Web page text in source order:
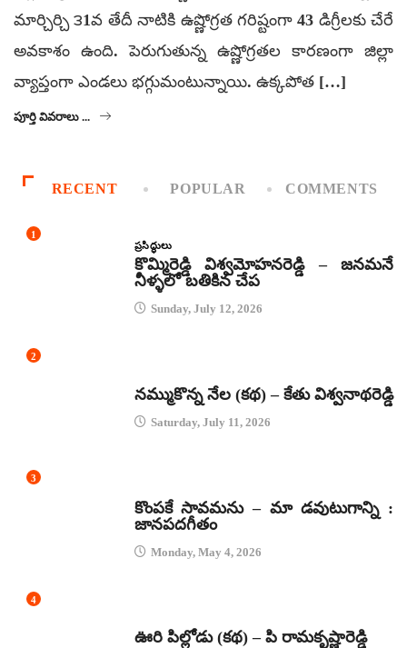
మార్చిర్చి ౩1వ తేదీ నాటికి ఉష్ణోగ్రత గరిష్టంగా 43 డిగ్రీలకు చేరే
అవకాశం ఉంది. పెరుగుతున్న ఉష్ణోగ్రతల కారణంగా జిల్లా
వ్యాప్తంగా ఎండలు భగ్గుమంటున్నాయి. ఉక్కపోత […]
పూర్తి వివరాలు ...
RECENT POPULAR COMMENTS
1
ప్రసిద్ధులు
కొమ్మిరెడ్డి విశ్వమోహనరెడ్డి – జనమనే
నీళ్ళలో బతికిన చేప
Sunday, July 12, 2026
2
నమ్ముకొన్న నేల (కథ) – కేతు విశ్వనాథరెడ్డి
Saturday, July 11, 2026
3
కొంపకే సావమను – మా డవుటుగాన్ని :
జానపదగీతం
Monday, May 4, 2026
4
ఊరి పిల్లోడు (కథ) – పి రామకృష్ణారెడ్డి